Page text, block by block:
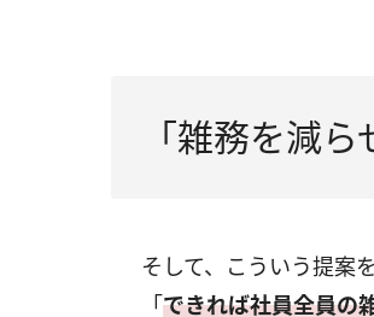
「雑務を減
そして、こういう提案を
「できれば社員全員の